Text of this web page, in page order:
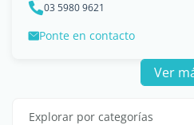
03 5980 9621
Ponte en contacto
Ver
Explorar por categorías